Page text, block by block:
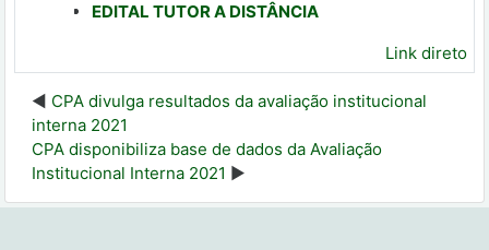
EDITAL TUTOR A DISTÂNCIA
Link direto
CPA divulga resultados da avaliação institucional
interna 2021
CPA disponibiliza base de dados da Avaliação
Institucional Interna 2021